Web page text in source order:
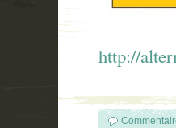
http://